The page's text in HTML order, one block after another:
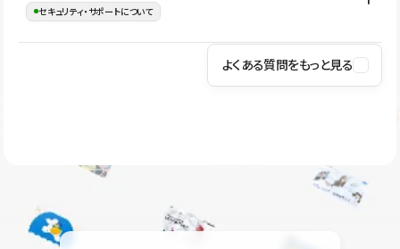
す。
の暗号化、データ保護、アクセス管理、脆弱性対策など、複数の観
はSSL/TLSによる通信暗号化に対応しており、悪質なスクリプトの
セキュリティ・サポートについて
操作方法や機能については、ヘルプセンターでご確認いただけま
ユーザー同士で質問・相談できるコミュニティもご利用ください。
よくある質問をもっと見る